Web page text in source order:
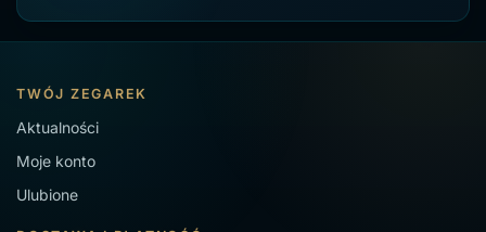
TWÓJ ZEGAREK
Aktualności
Moje konto
Ulubione